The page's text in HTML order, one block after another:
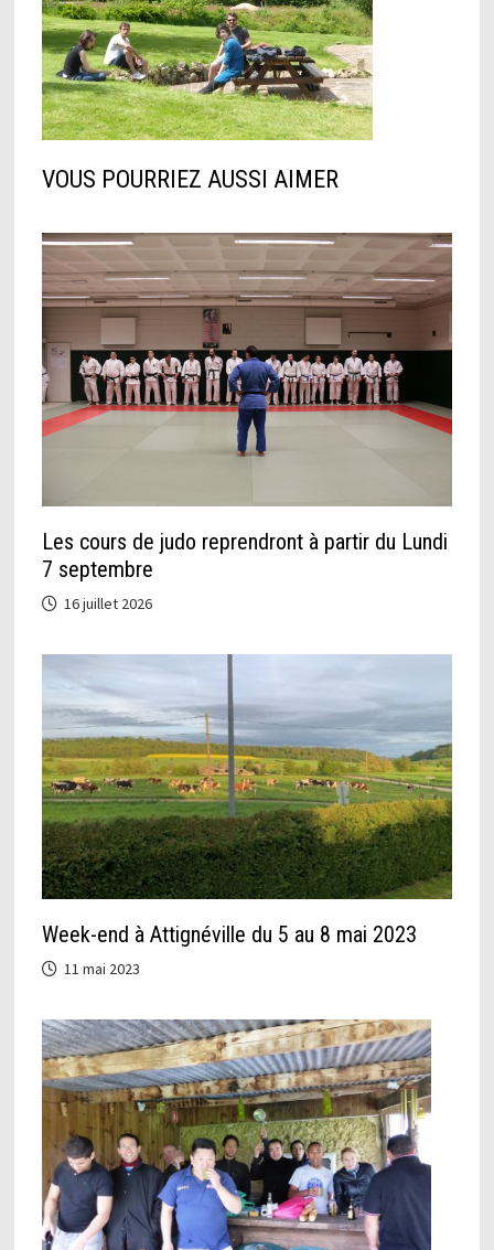
VOUS POURRIEZ AUSSI AIMER
Les cours de judo reprendront à partir du Lundi
7 septembre
16 juillet 2026
Week-end à Attignéville du 5 au 8 mai 2023
11 mai 2023